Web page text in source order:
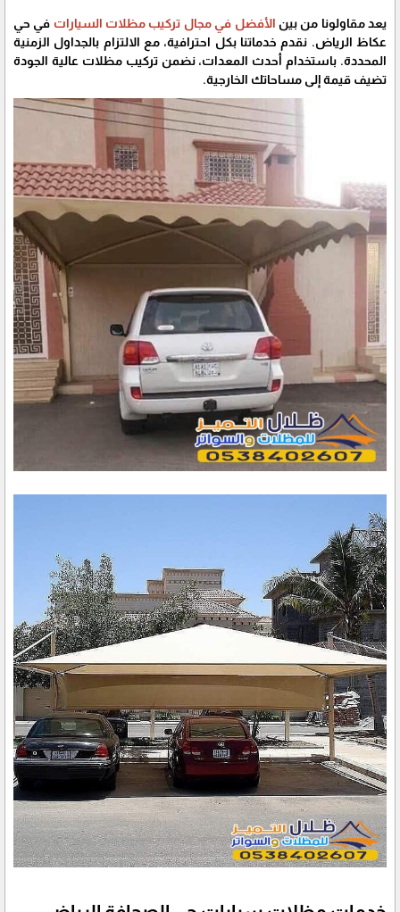
يعد مقاولونا من بين الأفضل في مجال تركيب مظلات السيارات في حي
عكاظ الرياض. نقدم خدماتنا بكل احترافية، مع الالتزام بالجداول الزمنية
المحددة. باستخدام أحدث المعدات، نضمن تركيب مظلات عالية الجودة
تضيف قيمة إلى مساحاتك الخارجية.